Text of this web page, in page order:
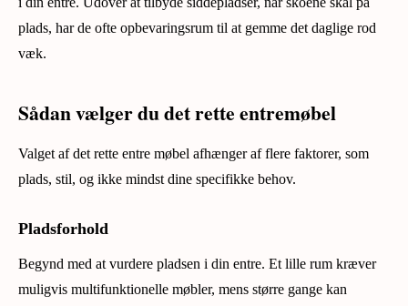
plads, har de ofte opbevaringsrum til at gemme det daglige rod
væk.
Sådan vælger du det rette entremøbel
Valget af det rette entre møbel afhænger af flere faktorer, som
plads, stil, og ikke mindst dine specifikke behov.
Pladsforhold
Begynd med at vurdere pladsen i din entre. Et lille rum kræver
muligvis multifunktionelle møbler, mens større gange kan